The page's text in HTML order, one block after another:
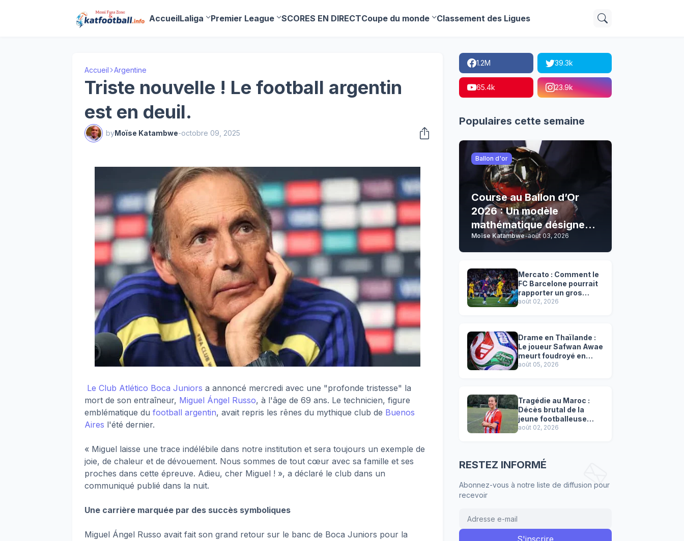
AccueilLaliga Premier League SCORES EN DIRECTCoupe du monde Classement des Ligues
Accueil Argentine
Triste nouvelle ! Le football argentin
est en deuil.
byMoïse Katambwe-octobre 09, 2025
Le Club Atlético Boca Juniors a annoncé mercredi avec une "profonde tristesse" la
mort de son entraîneur, Miguel Ángel Russo, à l'âge de 69 ans. Le technicien, figure
emblématique du football argentin, avait repris les rênes du mythique club de Buenos
Aires l'été dernier.
« Miguel laisse une trace indélébile dans notre institution et sera toujours un exemple de
joie, de chaleur et de dévouement. Nous sommes de tout cœur avec sa famille et ses
proches dans cette épreuve. Adieu, cher Miguel ! », a déclaré le club dans un
communiqué publié dans la nuit.
Une carrière marquée par des succès symboliques
Miguel Ángel Russo avait fait son grand retour sur le banc de Boca Juniors pour la
1.2M 39.3k
65.4k 23.9k
Populaires cette semaine
Ballon d'or
Course au Ballon d’Or
2026 : Un modèle
mathématique désigne
son grand favori !
Moïse Katambwe-août 03, 2026
Mercato : Comment le
FC Barcelone pourrait
rapporter un gros
chèque inespéré à l’OM
août 02, 2026
Drame en Thaïlande :
Le joueur Safwan Awae
meurt foudroyé en
plein match
août 05, 2026
Tragédie au Maroc :
Décès brutal de la
jeune footballeuse
Faten Ben Amar El
août 02, 2026
RESTEZ INFORMÉ
Abonnez-vous à notre liste de diffusion pour
recevoir